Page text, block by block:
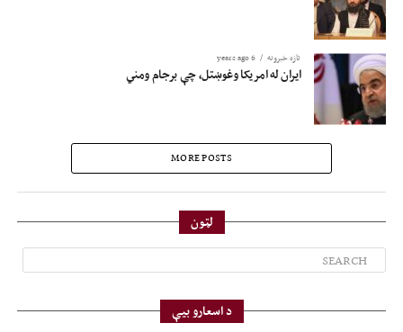
تازه خبرونه 6 years ago
ایران له امریکا وغوښتل، چې برجام ومني
MORE POSTS
لټون
د اسعارو بیې